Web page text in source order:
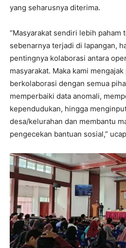
yang seharusnya diterima.
“Masyarakat sendiri lebih paham
sebenarnya terjadi di lapangan,
pentingnya kolaborasi antara
masyarakat. Maka kami
berkolaborasi dengan semua
memperbaiki data anomali,
kependudukan, hingga
desa/kelurahan dan membantu
pengecekan bantuan sosial,”